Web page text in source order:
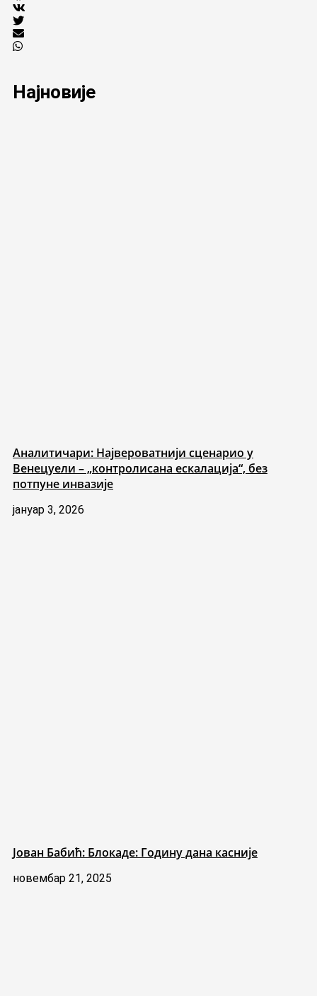
Најновије
Аналитичари: Највероватнији сценарио у
Венецуели – „контролисана ескалација“, без
потпуне инвазије
јануар 3, 2026
Јован Бабић: Блокаде: Годину дана касније
новембар 21, 2025